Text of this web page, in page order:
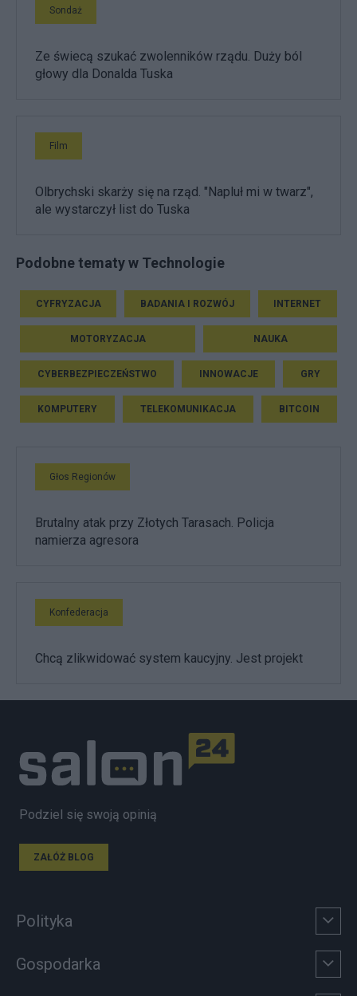
Sondaż
Ze świecą szukać zwolenników rządu. Duży ból
głowy dla Donalda Tuska
Film
Olbrychski skarży się na rząd. "Napluł mi w twarz",
ale wystarczył list do Tuska
Podobne tematy w Technologie
CYFRYZACJA BADANIA I ROZWÓJ INTERNET
MOTORYZACJA NAUKA
CYBERBEZPIECZEŃSTWO INNOWACJE GRY
KOMPUTERY TELEKOMUNIKACJA BITCOIN
Głos Regionów
Brutalny atak przy Złotych Tarasach. Policja
namierza agresora
Konfederacja
Chcą zlikwidować system kaucyjny. Jest projekt
Podziel się swoją opinią
ZAŁÓŻ BLOG
Polityka
Gospodarka